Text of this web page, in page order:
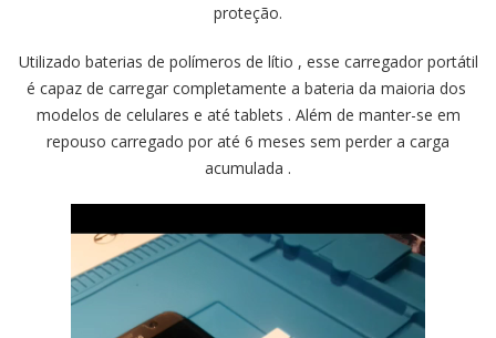
proteção.
Utilizado baterias de polímeros de lítio , esse carregador portátil
é capaz de carregar completamente a bateria da maioria dos
modelos de celulares e até tablets . Além de manter-se em
repouso carregado por até 6 meses sem perder a carga
acumulada .